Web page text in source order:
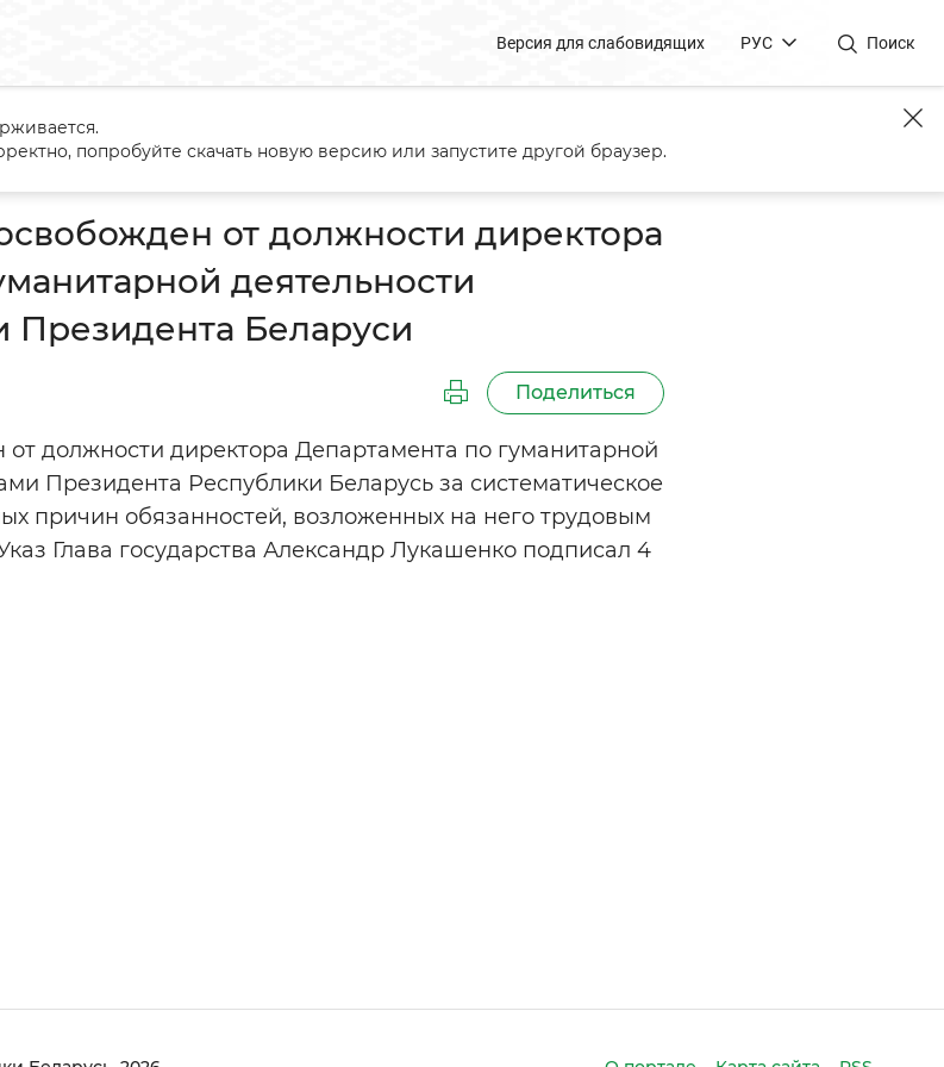
Версия для слабовидящих РУС Поиск
от должности директора Департамента по гуманитарной
Беларуси
от должности директора
деятельности
Президента Беларуси
Поделиться
должности директора Департамента по гуманитарной
Президента Республики Беларусь за систематическое
причин обязанностей, возложенных на него трудовым
Глава государства Александр Лукашенко подписал 4
попробуйте скачать новую версию или запустите другой браузер.